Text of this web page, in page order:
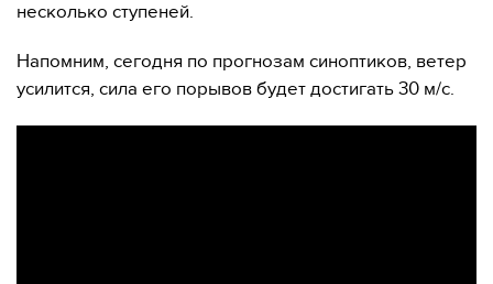
несколько ступеней.
Напомним, сегодня по прогнозам синоптиков, ветер
усилится, сила его порывов будет достигать 30 м/с.